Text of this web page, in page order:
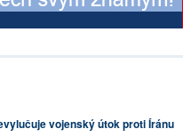
vojenský útok proti Íránu